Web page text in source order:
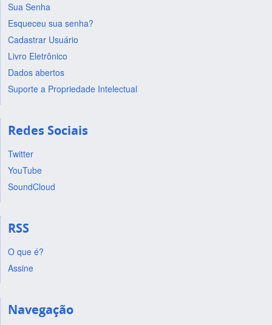
Sua Senha
Esqueceu sua senha?
Cadastrar Usuário
Livro Eletrônico
Dados abertos
Suporte a Propriedade Intelectual
Redes Sociais
Twitter
YouTube
SoundCloud
RSS
O que é?
Assine
Navegação